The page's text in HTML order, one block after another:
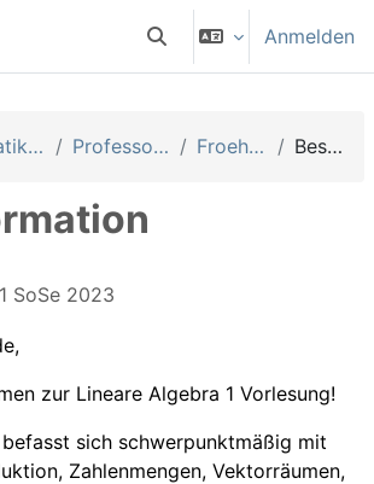
Sucheingabe umschalten
Anmelden
Informatik und Mathematik Professoren Fakultät IM Froehlich, Michael Beschreibung
SoSe 2023
zur Lineare Algebra 1 Vorlesung!
sich schwerpunktmäßig mit
Zahlenmengen, Vektorräumen,